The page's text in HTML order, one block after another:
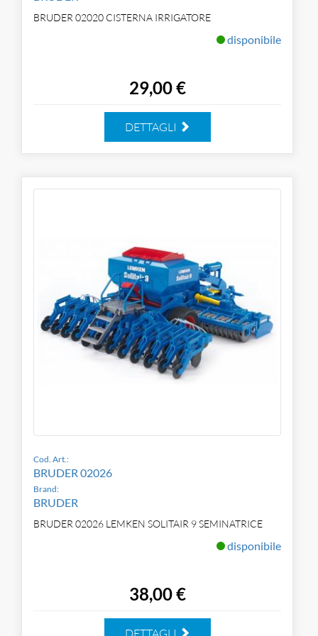
BRUDER 02020 CISTERNA IRRIGATORE
disponibile
29,00 €
DETTAGLI
Cod. Art.:
BRUDER 02026
Brand:
BRUDER
BRUDER 02026 LEMKEN SOLITAIR 9 SEMINATRICE
disponibile
38,00 €